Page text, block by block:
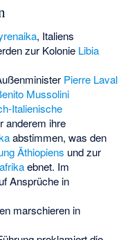
, Italiens
zur Kolonie Libia
Pierre Laval
Mussolini
Italienische
anderem ihre
abstimmen, was den
Äthiopiens und zur
ebnet. Im
Ansprüche in
marschieren in